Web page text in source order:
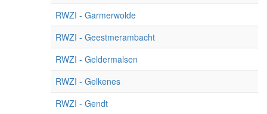
RWZI - Garmerwolde
RWZI - Geestmerambacht
RWZI - Geldermalsen
RWZI - Gelkenes
RWZI - Gendt